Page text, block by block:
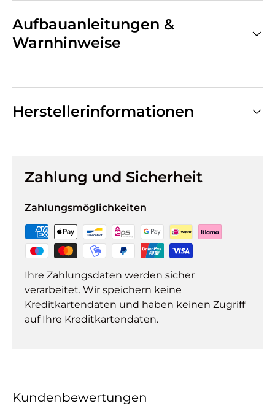
Aufbauanleitungen &
Warnhinweise
Herstellerinformationen
Zahlung und Sicherheit
Zahlungsmöglichkeiten
Ihre Zahlungsdaten werden sicher
verarbeitet. Wir speichern keine
Kreditkartendaten und haben keinen Zugriff
auf Ihre Kreditkartendaten.
Kundenbewertungen